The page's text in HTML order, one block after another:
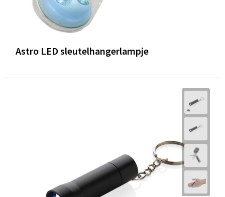
Astro LED sleutelhangerlampje